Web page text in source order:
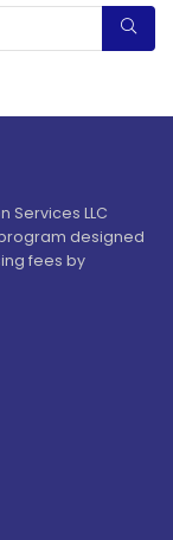
LLC
designed
fees by